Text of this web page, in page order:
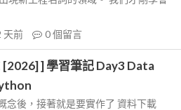
天前 0個留言
] 學習筆記 Day3 Data
念後，接著就是要實作了 資料下載